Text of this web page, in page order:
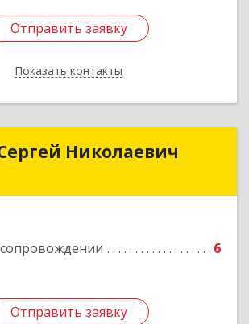
Отправить заявку
Показать контакты
Отправить заявку
Назад
Николаевич
6
Отправить заявку
Сергей Николаевич
Отправить заявку